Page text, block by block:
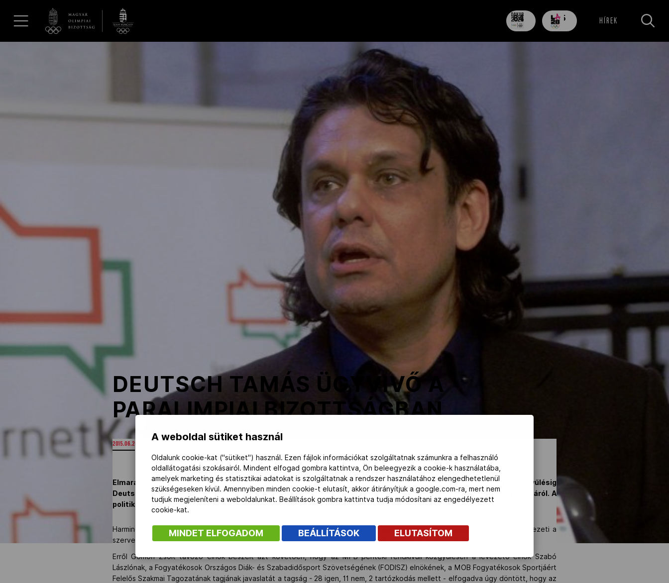
84
nap
705
nap HÍREK
DEUTSCH TAMÁS ÜGYVIVŐ A
PARALIMPIAI BIZOTTSÁGBAN
2015.06.20. 08:16
Elmaradt a tisztújítás a Magyar Paralimpiai Bizottság (MPB) pénteki rendkívüli közgyűlésén. A tisztújító közgyűlésig
Deutsch Tamás alelnök látja el az ügyvivői teendőket, miután az eddigi elnök, Gömöri Zsolt kedden lemondott posztjáról. A
politikus-sportvezető a MOB fogyatékosok sportjáért felelős alelnöke is egyben.
Harminc napon belül választ új elnököt a Magyar Paralimpiai Bizottság (MPB), addig ügyvivőként Deutsch Tamás alelnök vezeti a
szervezetet, az aláírási jogkört pedig egy, a jövő heti elnökségi ülésen kijelölendő elnökségi taggal közösen gyakorolja.
Erről Gömöri Zsolt távozó elnök beszélt azt követően, hogy az MPB pénteki rendkívüli közgyűlésén a levezető elnök Szabó
Lászlónak, a Fogyatékosok Országos Diák- és Szabadidősport Szövetségének (FODISZ) elnökének, a MOB Fogyatékosok Sportjáért
Felelős Szakmai Tagozatának tagjának javaslatát a tagság - 28 igen, 11 nem, 2 tartózkodás mellett - elfogadva úgy döntött, hogy az
A weboldal sütiket használ
Oldalunk cookie-kat ("sütiket") használ. Ezen fájlok információkat szolgáltatnak számunkra a felhasználó
oldallátogatási szokásairól. Mindent elfogad gombra kattintva, Ön beleegyezik a cookie-k használatába,
amelyek marketing és statisztikai adatokat is szolgáltatnak a rendszer használatához elengedhetetlenül
szükségeseken kívül. Amennyiben minden cookie-t elutasít, akkor átirányítjuk a google.com-ra, mert nem
tudjuk megjeleníteni a weboldalunkat. Beállítások gombra kattintva tudja módosítani az engedélyezett
cookie-kat.
MINDET ELFOGADOM BEÁLLÍTÁSOK ELUTASÍTOM